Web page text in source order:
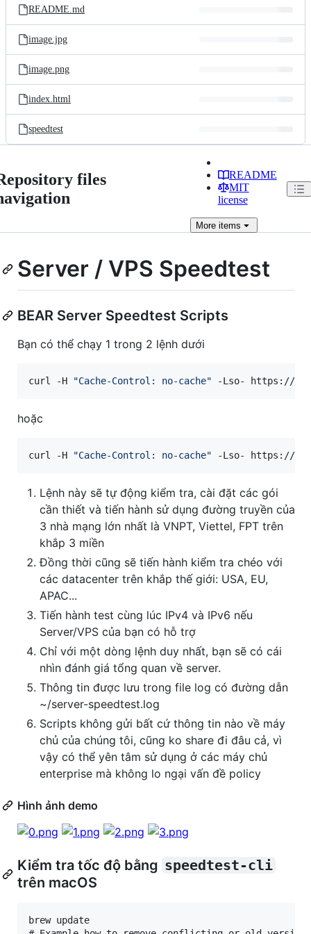
README.md
image.jpg
image.png
index.html
speedtest
files
README
MIT
license
Moreitems
Server / VPS Speedtest
BEAR Server Speedtest Scripts
Bạn có thể chạy 1 trong 2 lệnh dưới
curl -H "Cache-Control: no-cache" -Lso- https://
hoặc
curl -H "Cache-Control: no-cache" -Lso- https://
Lệnh này sẽ tự động kiểm tra, cài đặt các gói
cần thiết và tiến hành sử dụng đường truyền của
3 nhà mạng lớn nhất là VNPT, Viettel, FPT trên
khắp 3 miền
Đồng thời cũng sẽ tiến hành kiểm tra chéo với
các datacenter trên khắp thế giới: USA, EU,
APAC...
Tiến hành test cùng lúc IPv4 và IPv6 nếu
Server/VPS của bạn có hỗ trợ
Chỉ với một dòng lệnh duy nhất, bạn sẽ có cái
nhìn đánh giá tổng quan về server.
Thông tin được lưu trong file log có đường dẫn
~/server-speedtest.log
Scripts không gửi bất cứ thông tin nào về máy
chủ của chúng tôi, cũng ko share đi đâu cả, vì
vậy có thể yên tâm sử dụng ở các máy chủ
enterprise mà không lo ngại vấn đề policy
Hình ảnh demo
Kiểm tra tốc độ bằng speedtest-cli
trên macOS
brew update